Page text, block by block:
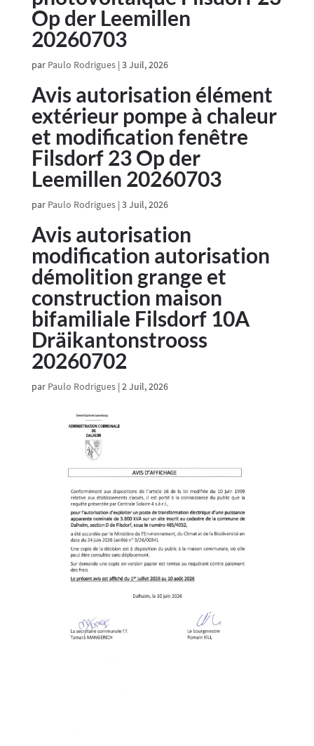
Op der Leemillen
20260703
par Paulo Rodrigues| 3 Juil, 2026
Avis autorisation élément
extérieur pompe à chaleur
et modification fenêtre
Filsdorf 23 Op der
Leemillen 20260703
par Paulo Rodrigues| 3 Juil, 2026
Avis autorisation
modification autorisation
démolition grange et
construction maison
bifamiliale Filsdorf 10A
Dräikantonstrooss
20260702
par Paulo Rodrigues| 2 Juil, 2026